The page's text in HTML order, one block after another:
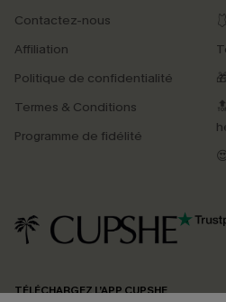
Contactez-nous
Affiliation
Politique de confidentialité
Termes & Conditions
Programme de fidélité
TÉLÉCHARGEZ L’APP CUPSHE
-15% dès 2
*Un code par commande,
En soumettant votre adresse e-mail,
marketing (y compris du contenu
reconnaissez avoir pris connaissance de
pouvons utiliser les données collectées
produits susceptibles de vous
confidentialité
. Vous pouvez vous